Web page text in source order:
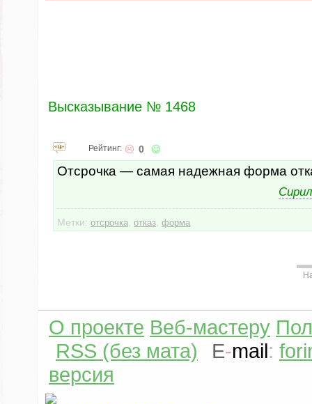
Высказывание № 1468
Рейтинг: 0
Отсрочка — самая надежная форма
Метки: отсрочка отказ форма
О проекте Веб-мастеру
RSS (без мата)
E-mail:
версия